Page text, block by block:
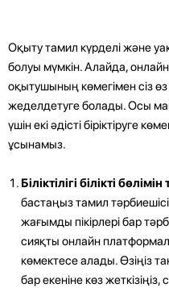
Оқыту тамил күрделі және
болуы мүмкін. Алайда,
оқытушының көмегімен сіз өз
жеделдетуге болады. Осы
үшін екі әдісті біріктіруге
ұсынамыз.
Біліктілігі білікті
бастаңыз тамил
жағымды пікірлері бар
сияқты онлайн
көмектесе алады. Өзіңіз
бар екеніне көз жеткізіңіз,